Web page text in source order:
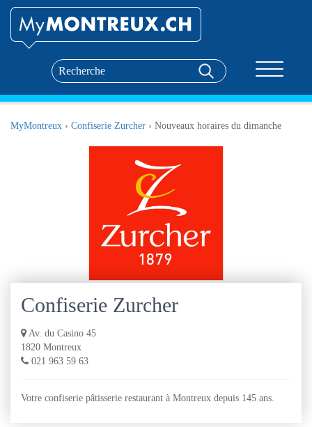
MyMontreux › Confiserie Zurcher › Nouveaux horaires du dimanche
Confiserie Zurcher
Av. du Casino 45
1820 Montreux
021 963 59 63
Votre confiserie pâtisserie restaurant à Montreux depuis 145 ans.